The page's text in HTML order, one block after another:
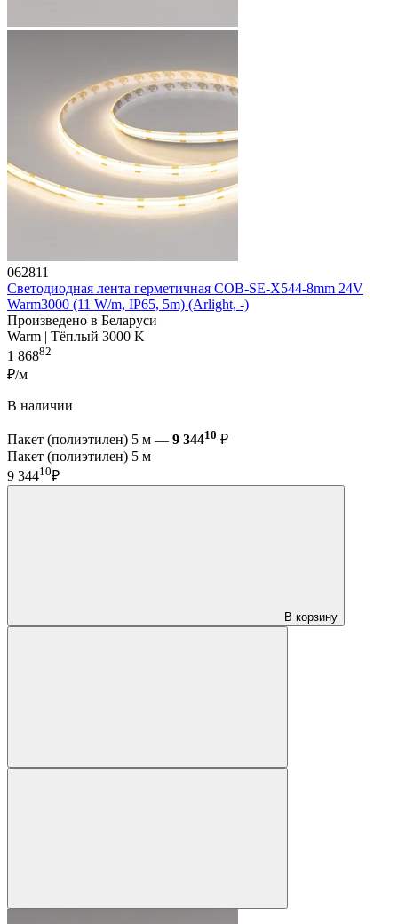
062811
Светодиодная лента герметичная COB-SE-X544-8mm 24V
Warm3000 (11 W/m, IP65, 5m) (Arlight, -)
Произведено в Беларуси
Warm | Тёплый 3000 K
1 86882
₽/м
В наличии
Пакет (полиэтилен) 5 м — 9 34410 ₽
Пакет (полиэтилен) 5 м
9 34410₽
В корзину